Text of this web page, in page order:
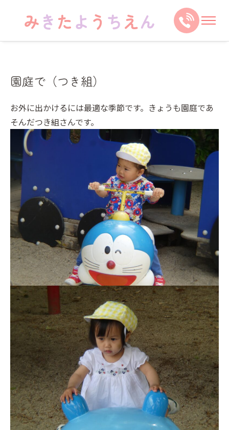
園庭で（つき組）
お外に出かけるには最適な季節です。きょうも園庭であ
そんだつき組さんです。